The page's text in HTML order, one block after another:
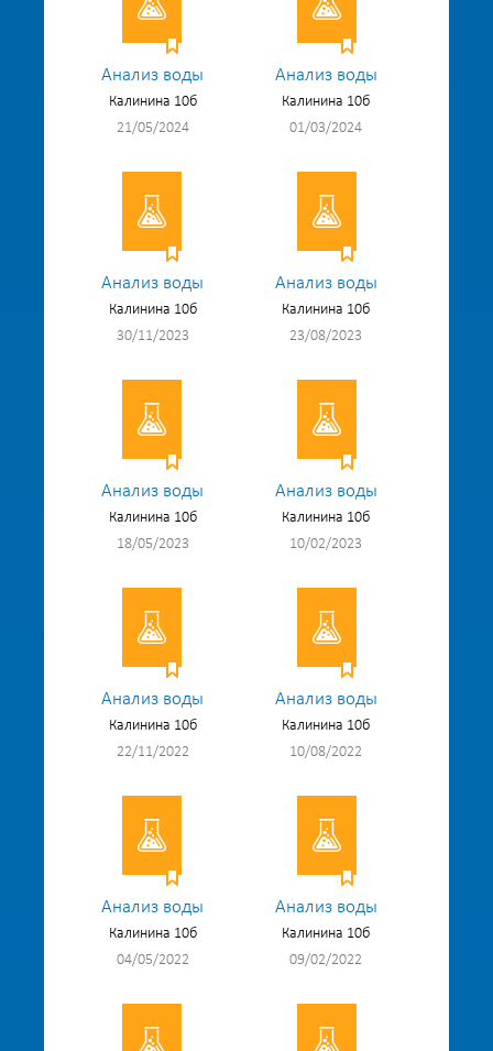
Анализ воды
Калинина 10б
21/05/2024
Анализ воды
Калинина 10б
01/03/2024
Анализ воды
Калинина 10б
30/11/2023
Анализ воды
Калинина 10б
23/08/2023
Анализ воды
Калинина 10б
18/05/2023
Анализ воды
Калинина 10б
10/02/2023
Анализ воды
Калинина 10б
22/11/2022
Анализ воды
Калинина 10б
10/08/2022
Анализ воды
Калинина 10б
04/05/2022
Анализ воды
Калинина 10б
09/02/2022